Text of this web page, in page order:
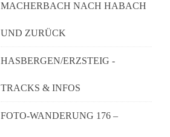
MACHERBACH NACH HABACH
UND ZURÜCK
HASBERGEN/ERZSTEIG -
TRACKS & INFOS
FOTO-WANDERUNG 176 –